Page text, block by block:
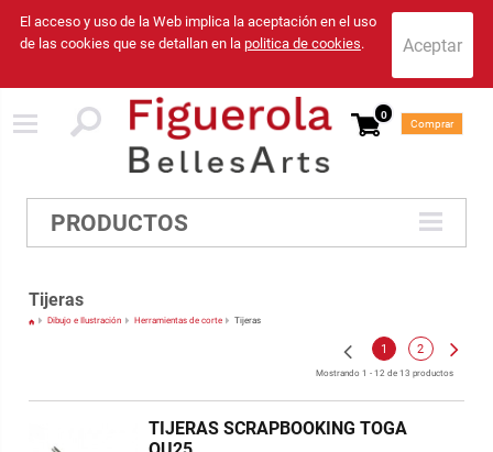
El acceso y uso de la Web implica la aceptación en el uso
de las cookies que se detallan en la politica de cookies.
0
Comprar
PRODUCTOS
Tijeras
Dibujo e Ilustración Herramientas de corte Tijeras
Mostrando 1 - 12 de 13 productos
1 2
TIJERAS SCRAPBOOKING TOGA